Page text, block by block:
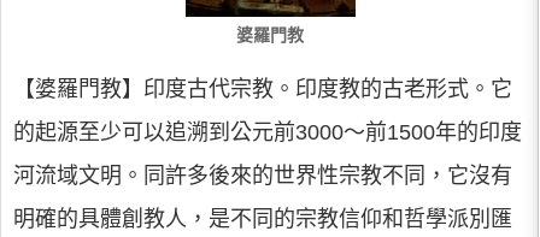
婆羅門教
【婆羅門教】印度古代宗教。印度教的古老形式。它
的起源至少可以追溯到公元前3000～前1500年的印度
河流域文明。同許多後來的世界性宗教不同，它沒有
明確的具體創教人，是不同的宗教信仰和哲學派別匯